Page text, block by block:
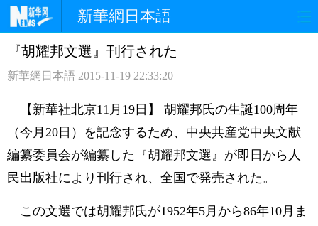
新華網日本語
ホームページ 政治
観光 評論 写真
中日対訳
『胡耀邦文選』刊行された
新華網日本語 2015-11-19 22:33:20
【新華社北京11月19日】 胡耀邦氏の生誕100周年
（今月20日）を記念するため、中央共産党中央文献
編纂委員会が編纂した『胡耀邦文選』が即日から人
民出版社により刊行され、全国で発売された。
この文選では胡耀邦氏が1952年5月から86年10月ま